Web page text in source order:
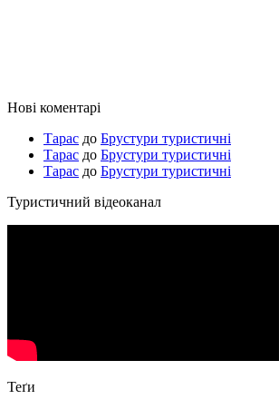
Нові коментарі
Тарас до Брустури туристичні
Тарас до Брустури туристичні
Тарас до Брустури туристичні
Туристичний відеоканал
Теґи